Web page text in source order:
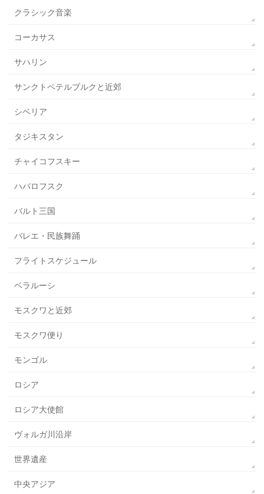
クラシック音楽
コーカサス
サハリン
サンクトペテルブルクと近郊
シベリア
タジキスタン
チャイコフスキー
ハバロフスク
バルト三国
バレエ・民族舞踊
フライトスケジュール
ベラルーシ
モスクワと近郊
モスクワ便り
モンゴル
ロシア
ロシア大使館
ヴォルガ川沿岸
世界遺産
中央アジア